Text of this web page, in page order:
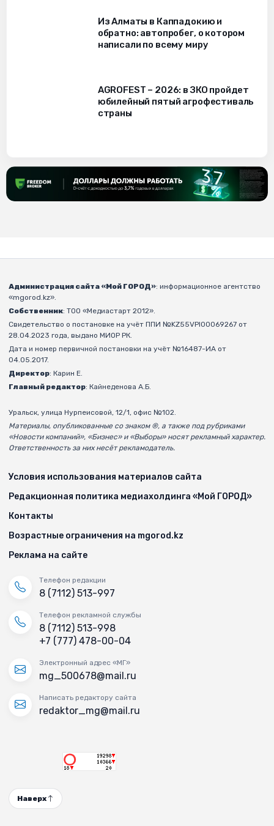
Из Алматы в Каппадокию и
обратно: автопробег, о котором
написали по всему миру
AGROFEST – 2026: в ЗКО пройдет
юбилейный пятый агрофестиваль
страны
Администрация сайта «Мой ГОРОД»: информационное агентство
«mgorod.kz».
Собственник: ТОО «Медиастарт 2012».
Свидетельство о постановке на учёт ППИ №KZ55VPI00069267 от
28.04.2023 года, выдано МИОР РК.
Дата и номер первичной постановки на учёт №16487-ИА от
04.05.2017.
Директор: Карин Е.
Главный редактор: Кайнеденова А.Б.
Уральск, улица Нурпеисовой, 12/1, офис №102.
Материалы, опубликованные со знаком ®, а также под рубриками
«Новости компаний», «Бизнес» и «Выборы» носят рекламный характер.
Ответственность за них несёт рекламодатель.
Условия использования материалов сайта
Редакционная политика медиахолдинга «Мой ГОРОД»
Контакты
Возрастные ограничения на mgorod.kz
Реклама на сайте
Телефон редакции
8 (7112) 513-997
Телефон рекламной службы
8 (7112) 513-998
+7 (777) 478-00-04
Электронный адрес «МГ»
mg_500678@mail.ru
Написать редактору сайта
redaktor_mg@mail.ru
Наверх